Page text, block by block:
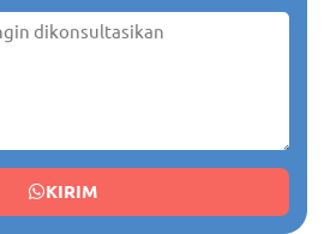
KIRIM